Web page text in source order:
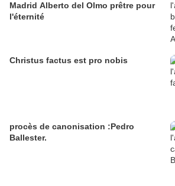
Madrid Alberto del Olmo prêtre pour
l'éternité
Christus factus est pro nobis
procès de canonisation :Pedro
Ballester.